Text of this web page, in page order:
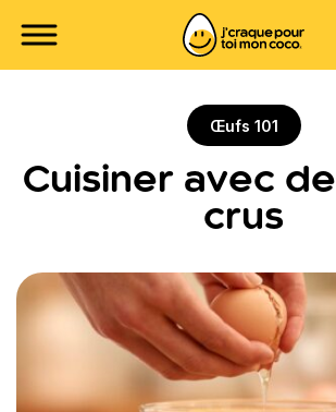
Œufs 101
Cuisiner avec
crus